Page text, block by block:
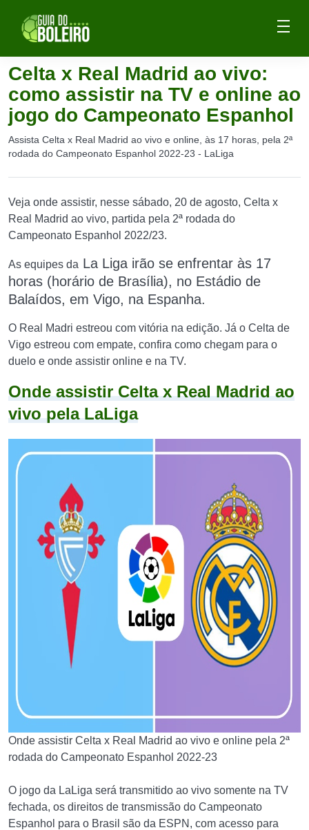
Celta x Real Madrid ao vivo:
como assistir na TV e online ao
jogo do Campeonato Espanhol
Assista Celta x Real Madrid ao vivo e online, às 17 horas, pela 2ª
rodada do Campeonato Espanhol 2022-23 - LaLiga
Veja onde assistir, nesse sábado, 20 de agosto, Celta x
Real Madrid ao vivo, partida pela 2ª rodada do
Campeonato Espanhol 2022/23.
As equipes da La Liga irão se enfrentar às 17
horas (horário de Brasília), no Estádio de
Balaídos, em Vigo, na Espanha.
O Real Madri estreou com vitória na edição. Já o Celta de
Vigo estreou com empate, confira como chegam para o
duelo e onde assistir online e na TV.
Onde assistir Celta x Real Madrid ao
vivo pela LaLiga
Onde assistir Celta x Real Madrid ao vivo e online pela 2ª
rodada do Campeonato Espanhol 2022-23
O jogo da LaLiga será transmitido ao vivo somente na TV
fechada, os direitos de transmissão do Campeonato
Espanhol para o Brasil são da ESPN, com acesso para